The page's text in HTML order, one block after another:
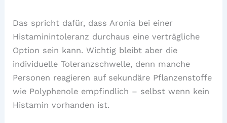
Das spricht dafür, dass Aronia bei einer
Histaminintoleranz durchaus eine verträgliche
Option sein kann. Wichtig bleibt aber die
individuelle Toleranzschwelle, denn manche
Personen reagieren auf sekundäre Pflanzenstoffe
wie Polyphenole empfindlich – selbst wenn kein
Histamin vorhanden ist.